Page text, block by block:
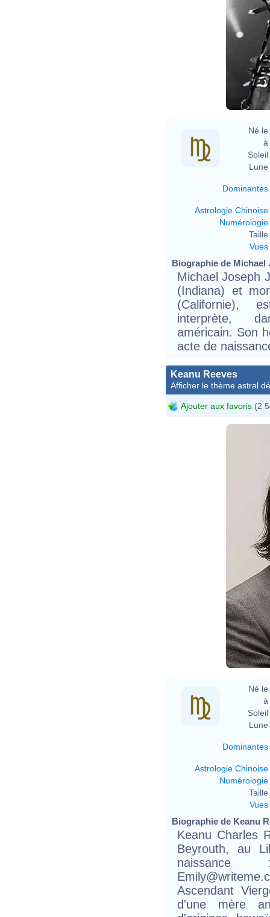
Né le
à
Soleil
Lune
Dominantes
Astrologie Chinoise
Numérologie
Taille
Vues
Biographie de Michael
Michael Joseph
(Indiana) et
(Californie),
interprète,
américain. Son
acte de
Keanu Reeves
Afficher le thème astral
Ajouter aux favoris (2
Né le
à
Soleil
Lune
Dominantes
Astrologie Chinoise
Numérologie
Taille
Vues
Biographie de Keanu
Keanu Charles
Beyrouth, au
naissance :
Ascendant
d'une mère